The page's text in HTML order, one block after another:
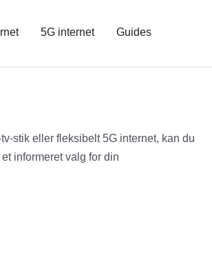
5G internet Guides
stik eller fleksibelt 5G internet, kan du
informeret valg for din